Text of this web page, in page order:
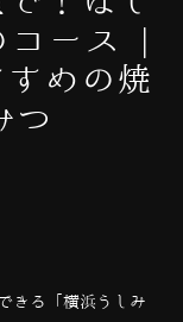
ース |
めの焼
つ
きる「横浜うしみ